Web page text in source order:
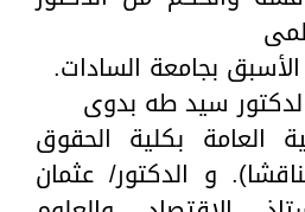
بجامعة السادات.
سيد طه بدوى
العامة بكلية الحقوق
و الدكتور/ عثمان